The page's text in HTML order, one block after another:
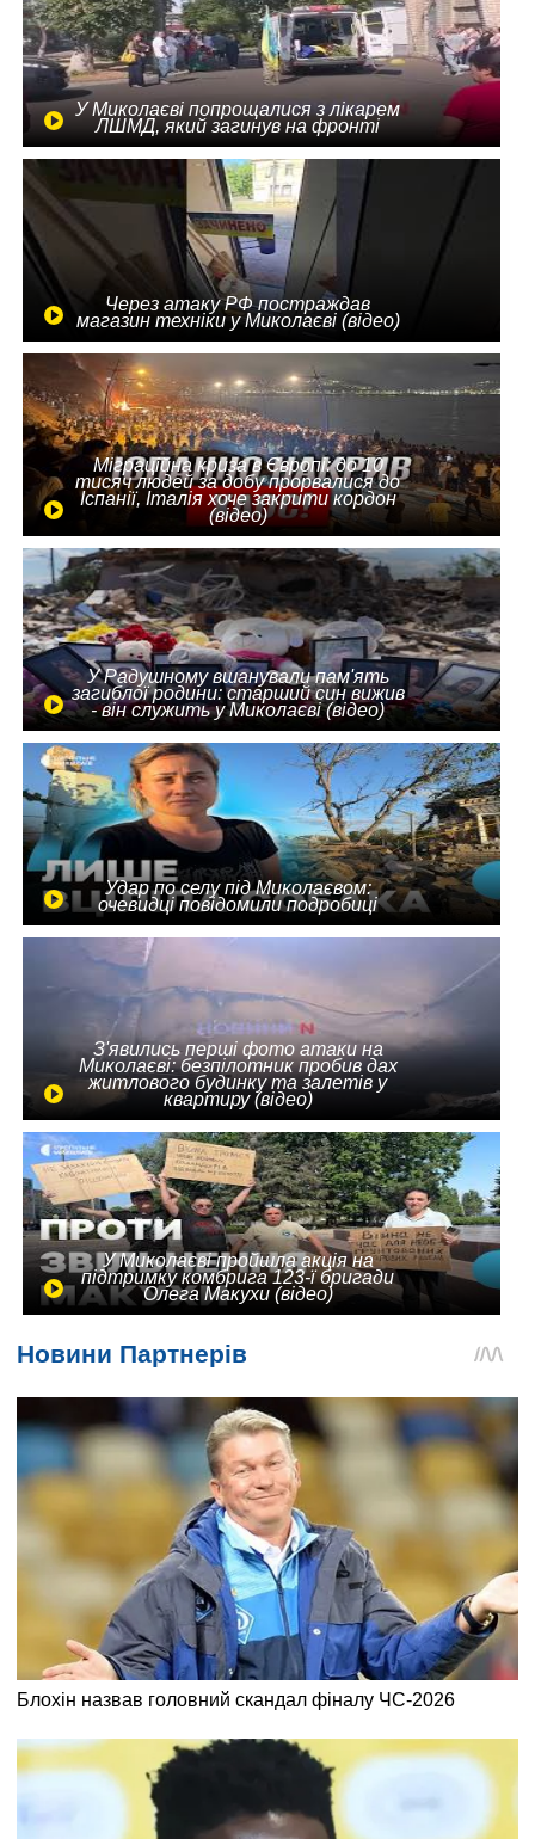
У Миколаєві попрощалися з лікарем
ЛШМД, який загинув на фронті
Через атаку РФ постраждав
магазин техніки у Миколаєві (відео)
Міграційна криза в Європі: до 10
тисяч людей за добу прорвалися до
Іспанії, Італія хоче закрити кордон
(відео)
У Радушному вшанували пам'ять
загиблої родини: старший син вижив
- він служить у Миколаєві (відео)
Удар по селу під Миколаєвом:
очевидці повідомили подробиці
З'явились перші фото атаки на
Миколаєві: безпілотник пробив дах
житлового будинку та залетів у
квартиру (відео)
У Миколаєві пройшла акція на
підтримку комбрига 123-ї бригади
Олега Макухи (відео)